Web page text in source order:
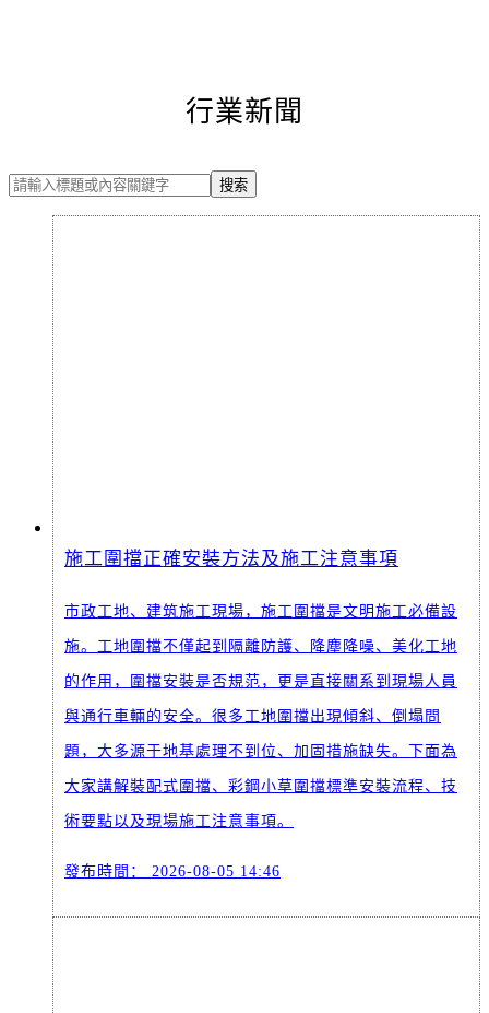
行業新聞
搜索
施工圍擋正確安裝方法及施工注意事項
市政工地、建筑施工現場，施工圍擋是文明施工必備設
施。工地圍擋不僅起到隔離防護、降塵降噪、美化工地
的作用，圍擋安裝是否規范，更是直接關系到現場人員
與通行車輛的安全。很多工地圍擋出現傾斜、倒塌問
題，大多源于地基處理不到位、加固措施缺失。下面為
大家講解裝配式圍擋、彩鋼小草圍擋標準安裝流程、技
術要點以及現場施工注意事項。
發布時間： 2026-08-05 14:46